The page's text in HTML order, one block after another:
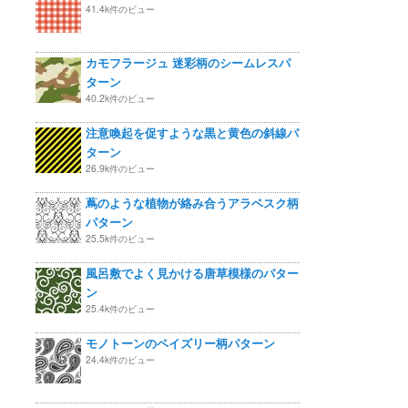
41.4k件のビュー
カモフラージュ 迷彩柄のシームレスパ
ターン
40.2k件のビュー
注意喚起を促すような黒と黄色の斜線パ
ターン
26.9k件のビュー
蔦のような植物が絡み合うアラベスク柄
パターン
25.5k件のビュー
風呂敷でよく見かける唐草模様のパター
ン
25.4k件のビュー
モノトーンのペイズリー柄パターン
24.4k件のビュー